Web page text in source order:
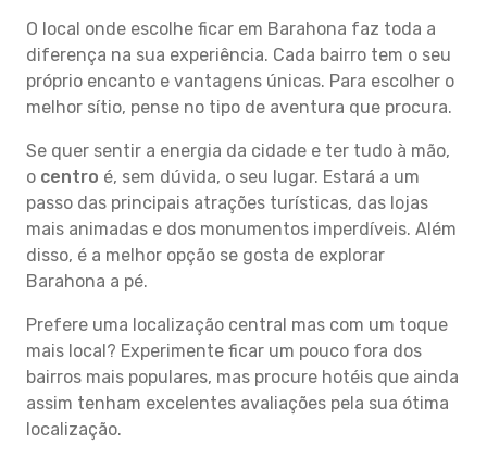
O local onde escolhe ficar em Barahona faz toda a
diferença na sua experiência. Cada bairro tem o seu
próprio encanto e vantagens únicas. Para escolher o
melhor sítio, pense no tipo de aventura que procura.
Se quer sentir a energia da cidade e ter tudo à mão,
o centro é, sem dúvida, o seu lugar. Estará a um
passo das principais atrações turísticas, das lojas
mais animadas e dos monumentos imperdíveis. Além
disso, é a melhor opção se gosta de explorar
Barahona a pé.
Prefere uma localização central mas com um toque
mais local? Experimente ficar um pouco fora dos
bairros mais populares, mas procure hotéis que ainda
assim tenham excelentes avaliações pela sua ótima
localização.